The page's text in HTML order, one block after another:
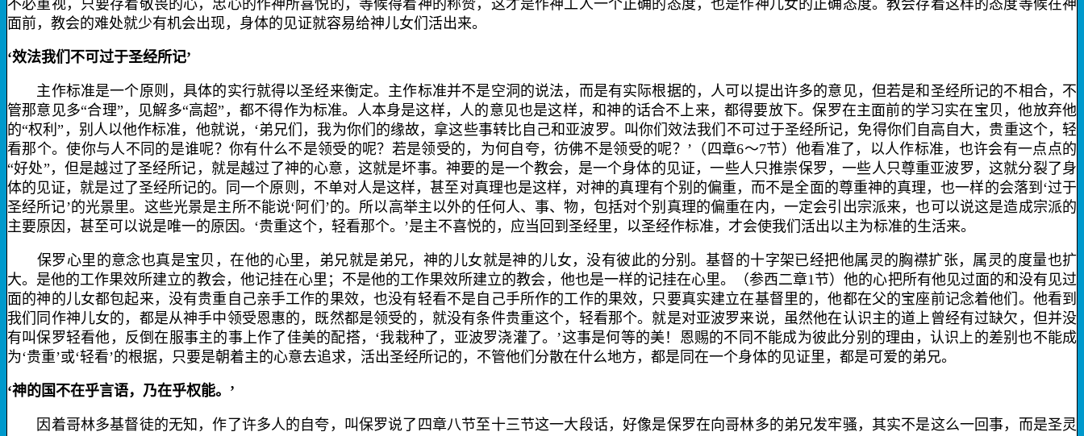
不必重视，只要存着敬畏的心，忠心的作神所喜悦的，等候得着神的称赞，这才是作神工人一个正确的态度，也是作神儿女的正确态度。教会存着这样的态度等候在神
面前，教会的难处就少有机会出现，身体的见证就容易给神儿女们活出来。
‘效法我们不可过于圣经所记’
主作标准是一个原则，具体的实行就得以圣经来衡定。主作标准并不是空洞的说法，而是有实际根据的，人可以提出许多的意见，但若是和圣经所记的不相合，不
管那意见多“合理”，见解多“高超”，都不得作为标准。人本身是这样，人的意见也是这样，和神的话合不上来，都得要放下。保罗在主面前的学习实在宝贝，他放弃他
的“权利”，别人以他作标准，他就说，‘弟兄们，我为你们的缘故，拿这些事转比自己和亚波罗。叫你们效法我们不可过于圣经所记，免得你们自高自大，贵重这个，轻
看那个。使你与人不同的是谁呢？你有什么不是领受的呢？若是领受的，为何自夸，彷佛不是领受的呢？’（四章6～7节）他看准了，以人作标准，也许会有一点点的
“好处”，但是越过了圣经所记，就是越过了神的心意，这就是坏事。神要的是一个教会，是一个身体的见证，一些人只推崇保罗，一些人只尊重亚波罗，这就分裂了身
体的见证，就是过了圣经所记的。同一个原则，不单对人是这样，甚至对真理也是这样，对神的真理有个别的偏重，而不是全面的尊重神的真理，也一样的会落到‘过于
圣经所记’的光景里。这些光景是主所不能说‘阿们’的。所以高举主以外的任何人、事、物，包括对个别真理的偏重在内，一定会引出宗派来，也可以说这是造成宗派的
主要原因，甚至可以说是唯一的原因。‘贵重这个，轻看那个。’是主不喜悦的，应当回到圣经里，以圣经作标准，才会使我们活出以主为标准的生活来。
保罗心里的意念也真是宝贝，在他的心里，弟兄就是弟兄，神的儿女就是神的儿女，没有彼此的分别。基督的十字架已经把他属灵的胸襟扩张，属灵的度量也扩
大。是他的工作果效所建立的教会，他记挂在心里；不是他的工作果效所建立的教会，他也是一样的记挂在心里。（参西二章1节）他的心把所有他见过面的和没有见过
面的神的儿女都包起来，没有贵重自己亲手工作的果效，也没有轻看不是自己手所作的工作的果效，只要真实建立在基督里的，他都在父的宝座前记念着他们。他看到
我们同作神儿女的，都是从神手中领受恩惠的，既然都是领受的，就没有条件贵重这个，轻看那个。就是对亚波罗来说，虽然他在认识主的道上曾经有过缺欠，但并没
有叫保罗轻看他，反倒在服事主的事上作了佳美的配搭，‘我栽种了，亚波罗浇灌了。’这事是何等的美！恩赐的不同不能成为彼此分别的理由，认识上的差别也不能成
为‘贵重’或‘轻看’的根据，只要是朝着主的心意去追求，活出圣经所记的，不管他们分散在什么地方，都是同在一个身体的见证里，都是可爱的弟兄。
‘神的国不在乎言语，乃在乎权能。’
因着哥林多基督徒的无知，作了许多人的自夸，叫保罗说了四章八节至十三节这一大段话，好像是保罗在向哥林多的弟兄发牢骚，其实不是这么一回事，而是圣灵